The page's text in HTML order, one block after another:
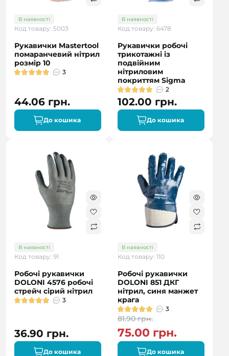
В наявності
Код товару: 5003
Рукавички Mastertool
помаранчевий нітрил
розмір 10
3
44.06 грн.
До кошика
В наявності
Код товару: 6478
Рукавички робочі
трикотажні із
подвійним
нітриловим
покриттям Sigma
2
102.00 грн.
До кошика
В наявності
Код товару: 91
Робочі рукавички
DOLONI 4576 робочі
стрейч сірий нітрил
3
36.90 грн.
До кошика
В наявності
Код товару: 110
Робочі рукавички
DOLONI 851 ДКГ
нітрил, синя манжет
крага
3
81.90 грн.
75.00 грн.
До кошика